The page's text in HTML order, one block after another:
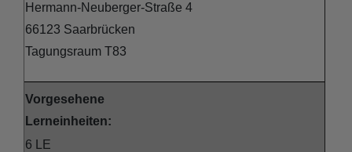
Hermann-Neuberger-Straße 4
66123 Saarbrücken
Tagungsraum T83
Vorgesehene
Lerneinheiten:
6 LE